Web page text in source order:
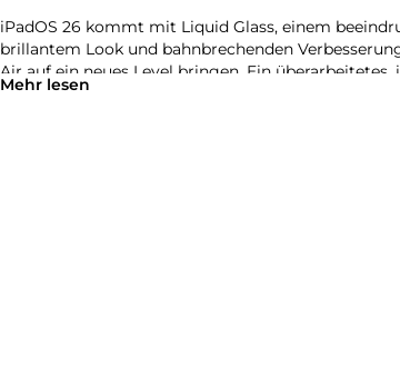
iPadOS 26 kommt mit Liquid Glass, einem
brillantem Look und bahn­brechenden
Air auf ein neues Level bringen. Ein
mehr Möglich­keiten und Flexibilität als je zuvor. Du
Mehr lesen